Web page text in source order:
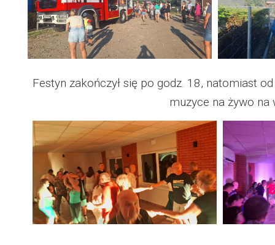
Festyn zakończył się po godz. 18, natomiast
muzyce na żywo